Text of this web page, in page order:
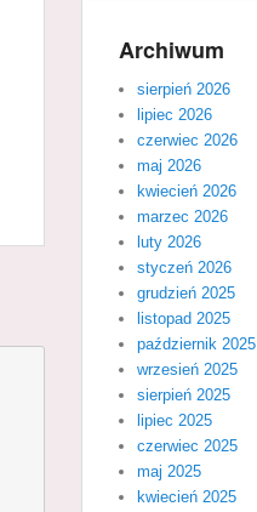
Archiwum
sierpień 2026
lipiec 2026
czerwiec 2026
maj 2026
kwiecień 2026
marzec 2026
luty 2026
styczeń 2026
grudzień 2025
listopad 2025
październik 2025
wrzesień 2025
sierpień 2025
lipiec 2025
czerwiec 2025
maj 2025
kwiecień 2025